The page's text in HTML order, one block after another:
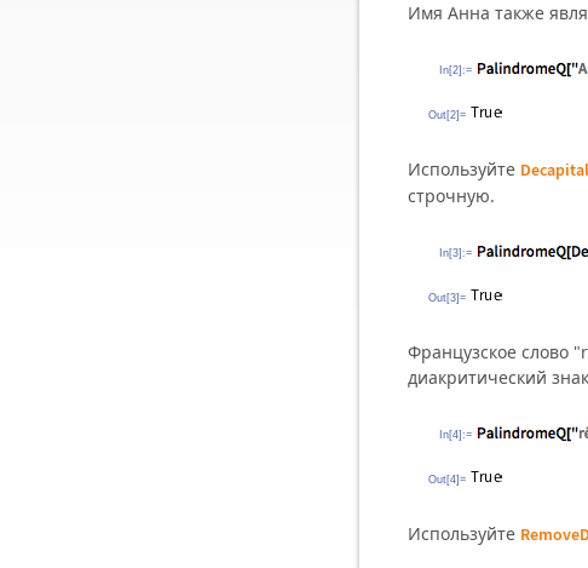
Имя Анна также
In[2]:=
Out[2]=
Используйте
строчную.
In[3]:=
Out[3]=
Французское слово "r
диакритический
In[4]:=
Out[4]=
Используйте